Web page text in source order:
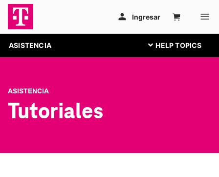
ASISTENCIA
ASISTENCIA
Tutoriales